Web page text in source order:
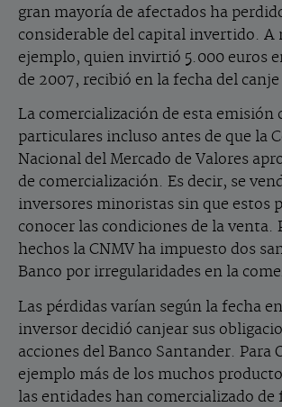
gran mayoría de afectados ha
considerable del capital invertido. A
ejemplo, quien invirtió 5.000 euros
de 2007, recibió en la fecha del canje
La comercialización de esta emisión
particulares incluso antes de que la
Nacional del Mercado de Valores
de comercialización. Es decir, se
inversores minoristas sin que estos
conocer las condiciones de la venta.
hechos la CNMV ha impuesto dos
Banco por irregularidades en la
Las pérdidas varían según la fecha
inversor decidió canjear sus
acciones del Banco Santander. Para
ejemplo más de los muchos
las entidades han comercializado de